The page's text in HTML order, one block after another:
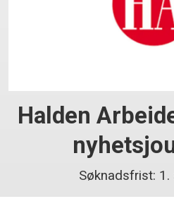
Halden
Søknadsfrist: